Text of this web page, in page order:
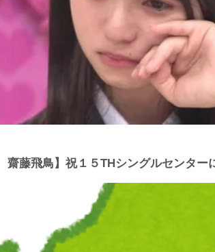
齋藤飛鳥】祝１５THシングルセンター